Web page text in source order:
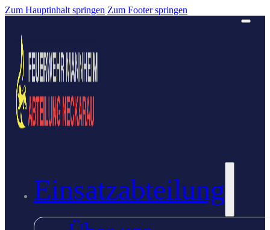
Zum Hauptinhalt springen Zum Footer springen
Einsatzabteilung